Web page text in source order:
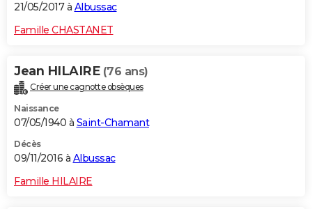
21/05/2017 à Albussac
Famille CHASTANET
Jean HILAIRE (76 ans)
Créer une cagnotte obsèques
Naissance
07/05/1940 à Saint-Chamant
Décès
09/11/2016 à Albussac
Famille HILAIRE